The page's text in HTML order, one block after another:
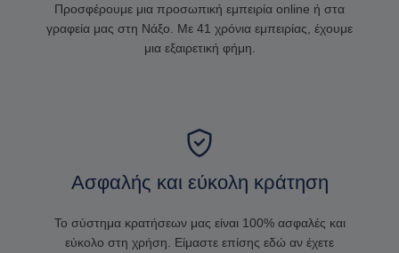
Προσφέρουμε μια προσωπική εμπειρία online ή στα
γραφεία μας στη Νάξο. Με 41 χρόνια εμπειρίας, έχουμε
μια εξαιρετική φήμη.
Ασφαλής και εύκολη κράτηση
Το σύστημα κρατήσεων μας είναι 100% ασφαλές και
εύκολο στη χρήση. Είμαστε επίσης εδώ αν έχετε